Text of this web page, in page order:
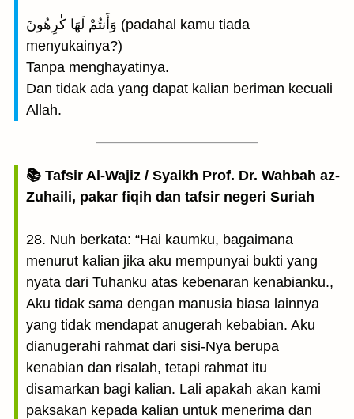
وَأَنتُمْ لَهَا كٰرِهُونَ (padahal kamu tiada
menyukainya?)
Tanpa menghayatinya.
Dan tidak ada yang dapat kalian beriman kecuali
Allah.
📚 Tafsir Al-Wajiz / Syaikh Prof. Dr. Wahbah az-
Zuhaili, pakar fiqih dan tafsir negeri Suriah
28. Nuh berkata: “Hai kaumku, bagaimana
menurut kalian jika aku mempunyai bukti yang
nyata dari Tuhanku atas kebenaran kenabianku.,
Aku tidak sama dengan manusia biasa lainnya
yang tidak mendapat anugerah kebabian. Aku
dianugerahi rahmat dari sisi-Nya berupa
kenabian dan risalah, tetapi rahmat itu
disamarkan bagi kalian. Lali apakah akan kami
paksakan kepada kalian untuk menerima dan